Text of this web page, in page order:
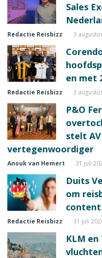
Sales
Redactie Reisbizz 3
en met
Redactie Reisbizz 3
P&O
stelt
vertegenwoordiger
Anouk van Hemert 31 juli
Duits
om
Redactie Reisbizz 31 juli
KLM en